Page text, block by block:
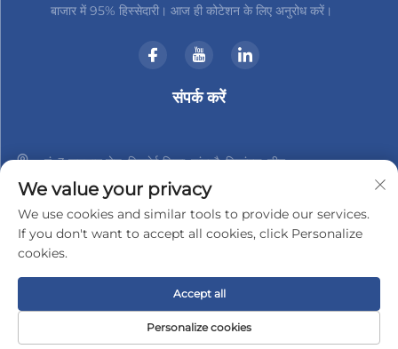
बाजार में 95% हिस्सेदारी। आज ही कोटेशन के लिए अनुरोध करें।
संपर्क करें
नं. 3 हानशान रोड, जिनबेई जिला, चांगझौ, जियांगसु, चीन
+86-18961288218
[email protected]
कॉपीराइट © 2025 चांगझौ जिंडर-टेक इलेक्ट्रॉनिक्स कंपनी, लिमिटेड द्वारा गोपनीयता नीति
We value your privacy
We use cookies and similar tools to provide our services.
If you don't want to accept all cookies, click Personalize
cookies.
Personalize cookies
Accept all